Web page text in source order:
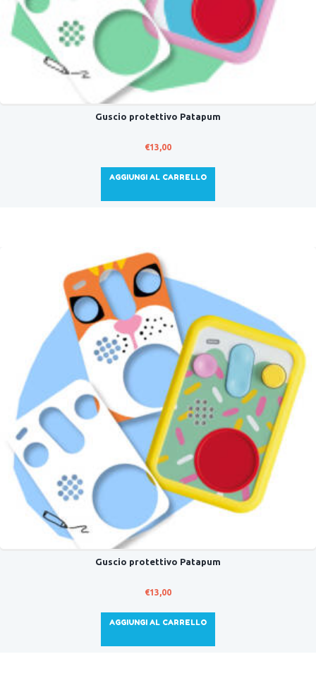
Guscio protettivo Patapum
€13,00
AGGIUNGI AL CARRELLO
Guscio protettivo Patapum
€13,00
AGGIUNGI AL CARRELLO